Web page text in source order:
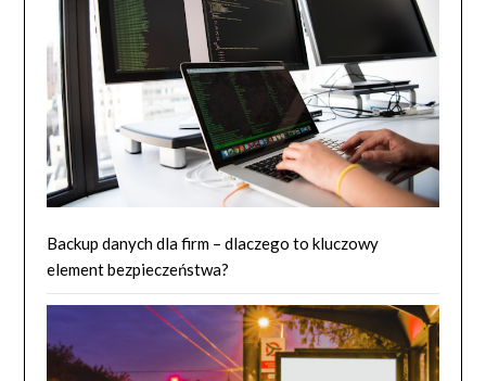
Backup danych dla firm – dlaczego to kluczowy
element bezpieczeństwa?